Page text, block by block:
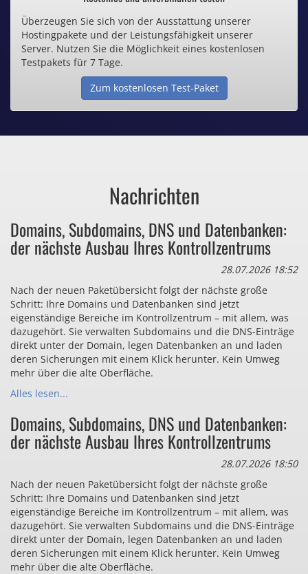
Inklusive .de Domain
Webspace ab 1,25€ / Monat
Günstige SSL-Zertifikate
Bezahlen Sie auch zu viel
für Dinge, die sie gar nicht brauchen?
Überzeugen Sie sich von der Ausstattung unserer
Hostingpakete und der Leistungsfähigkeit unserer
Server. Nutzen Sie die Möglichkeit eines kostenlosen
Testpakets für 7 Tage.
Zum kostenlosen Test-Paket
Nachrichten
Domains, Subdomains, DNS und Datenbanken:
der nächste Ausbau Ihres Kontrollzentrums
28.07.2026 18:52
Nach der neuen Paketübersicht folgt der nächste große
Schritt: Ihre Domains und Datenbanken sind jetzt
eigenständige Bereiche im Kontrollzentrum – mit allem, was
dazugehört. Sie verwalten Subdomains und die DNS-Einträge
direkt unter der Domain, legen Datenbanken an und laden
deren Sicherungen mit einem Klick herunter. Kein Umweg
mehr über die alte Oberfläche.
Alles lesen...
Domains, Subdomains, DNS und Datenbanken:
der nächste Ausbau Ihres Kontrollzentrums
28.07.2026 18:50
Nach der neuen Paketübersicht folgt der nächste große
Schritt: Ihre Domains und Datenbanken sind jetzt
eigenständige Bereiche im Kontrollzentrum – mit allem, was
dazugehört. Sie verwalten Subdomains und die DNS-Einträge
direkt unter der Domain, legen Datenbanken an und laden
deren Sicherungen mit einem Klick herunter. Kein Umweg
mehr über die alte Oberfläche.